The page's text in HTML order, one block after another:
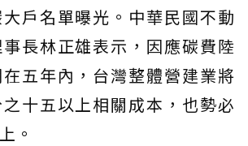
戶名單曝光。中華民國不動
長林正雄表示，因應碳費陸
五年內，台灣整體營建業將
十五以上相關成本，也勢必
。